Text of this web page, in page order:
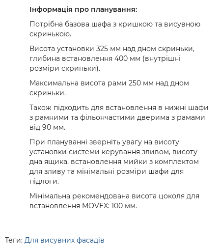
Інформація про планування:
Потрібна базова шафа з кришкою та висувною
скринькою.
Висота установки 325 мм над дном скриньки,
глибина встановлення 400 мм (внутрішні
розміри скриньки).
Максимальна висота рами 250 мм над дном
скриньки.
Також підходить для встановлення в нижні шафи
з рамними та фільончастими дверима з рамами
від 90 мм.
При плануванні зверніть увагу на висоту
установки системи керування зливом, висоту
дна ящика, встановлення мийки з комплектом
для зливу та мінімальні розміри шафи для
підлоги.
Мінімальна рекомендована висота цоколя для
встановлення MOVEX: 100 мм.
Теги: Для висувних фасадів